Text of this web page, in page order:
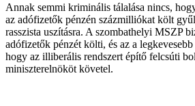
Annak semmi kriminális tálalása nincs,
az adófizetők pénzén százmilliókat költ
rasszista uszításra. A szombathelyi MSZP
adófizetők pénzét költi, és az a
hogy az illiberális rendszert építő felcsúti
miniszterelnököt követel.